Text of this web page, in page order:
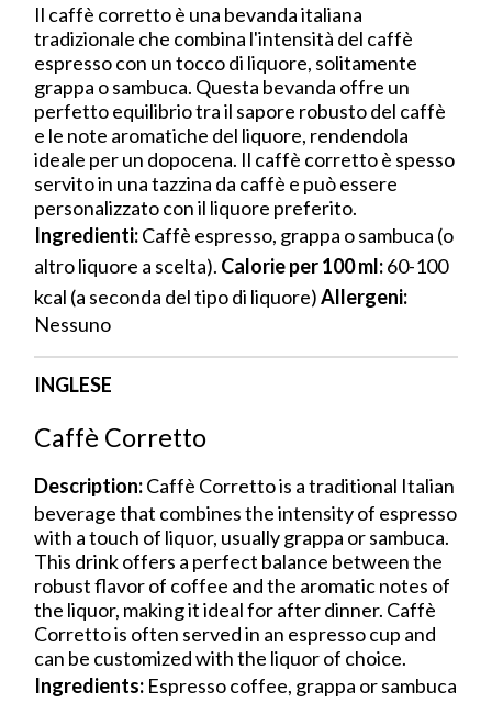
Il caffè corretto è una bevanda italiana
tradizionale che combina l'intensità del caffè
espresso con un tocco di liquore, solitamente
grappa o sambuca. Questa bevanda offre un
perfetto equilibrio tra il sapore robusto del caffè
e le note aromatiche del liquore, rendendola
ideale per un dopocena. Il caffè corretto è spesso
servito in una tazzina da caffè e può essere
personalizzato con il liquore preferito.
Ingredienti:Caffè espresso, grappa o sambuca (o
altro liquore a scelta). Calorie per 100 ml:60-100
kcal (a seconda del tipo di liquore)Allergeni:
Nessuno
INGLESE
Caffè Corretto
Description:Caffè Corretto is a traditional Italian
beverage that combines the intensity of espresso
with a touch of liquor, usually grappa or sambuca.
This drink offers a perfect balance between the
robust flavor of coffee and the aromatic notes of
the liquor, making it ideal for after dinner. Caffè
Corretto is often served in an espresso cup and
can be customized with the liquor of choice.
Ingredients: Espresso coffee, grappa or sambuca